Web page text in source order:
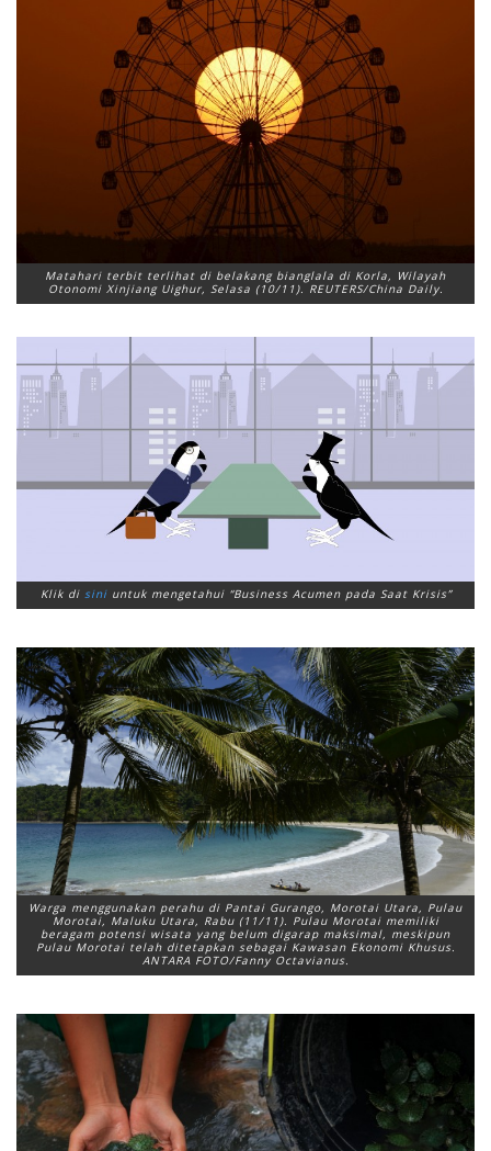
Matahari terbit terlihat di belakang bianglala di Korla, Wilayah
Otonomi Xinjiang Uighur, Selasa (10/11). REUTERS/China Daily.
Klik di siniuntuk mengetahui “Business Acumen pada Saat Krisis”
Warga menggunakan perahu di Pantai Gurango, Morotai Utara, Pulau
Morotai, Maluku Utara, Rabu (11/11). Pulau Morotai memiliki
beragam potensi wisata yang belum digarap maksimal, meskipun
Pulau Morotai telah ditetapkan sebagai Kawasan Ekonomi Khusus.
ANTARA FOTO/Fanny Octavianus.